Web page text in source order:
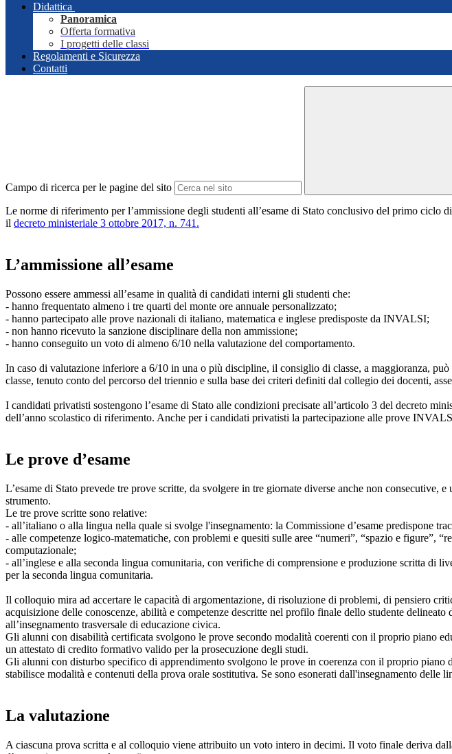
Didattica
Panoramica
Offerta formativa
I progetti delle classi
Regolamenti e Sicurezza
Contatti
Campo di ricerca per le pagine del sito
Le norme di riferimento per l’ammissione degli studenti all’esame di Stato conclusivo del primo ciclo
il decreto ministeriale 3 ottobre 2017, n. 741.
L’ammissione all’esame
Possono essere ammessi all’esame in qualità di candidati interni gli studenti che:
- hanno frequentato almeno i tre quarti del monte ore annuale personalizzato;
- hanno partecipato alle prove nazionali di italiano, matematica e inglese predisposte da INVALSI;
- non hanno ricevuto la sanzione disciplinare della non ammissione;
- hanno conseguito un voto di almeno 6/10 nella valutazione del comportamento.
In caso di valutazione inferiore a 6/10 in una o più discipline, il consiglio di classe, a maggioranza,
classe, tenuto conto del percorso del triennio e sulla base dei criteri definiti dal collegio dei docenti,
I candidati privatisti sostengono l’esame di Stato alle condizioni precisate all’articolo 3 del decreto
dell’anno scolastico di riferimento. Anche per i candidati privatisti la partecipazione alle prove
Le prove d’esame
L’esame di Stato prevede tre prove scritte, da svolgere in tre giornate diverse anche non
strumento.
Le tre prove scritte sono relative:
- all’italiano o alla lingua nella quale si svolge l'insegnamento: la Commissione d’esame predispone
- alle competenze logico-matematiche, con problemi e quesiti sulle aree “numeri”, “spazio e figure”,
computazionale;
- all’inglese e alla seconda lingua comunitaria, con verifiche di comprensione e produzione scritta
per la seconda lingua comunitaria.
Il colloquio mira ad accertare le capacità di argomentazione, di risoluzione di problemi, di pensiero
acquisizione delle conoscenze, abilità e competenze descritte nel profilo finale dello studente
all’insegnamento trasversale di educazione civica.
Gli alunni con disabilità certificata svolgono le prove secondo modalità coerenti con il proprio piano
un attestato di credito formativo valido per la prosecuzione degli studi.
Gli alunni con disturbo specifico di apprendimento svolgono le prove in coerenza con il proprio
stabilisce modalità e contenuti della prova orale sostitutiva. Se sono esonerati dall'insegnamento delle
La valutazione
A ciascuna prova scritta e al colloquio viene attribuito un voto intero in decimi. Il voto finale deriva